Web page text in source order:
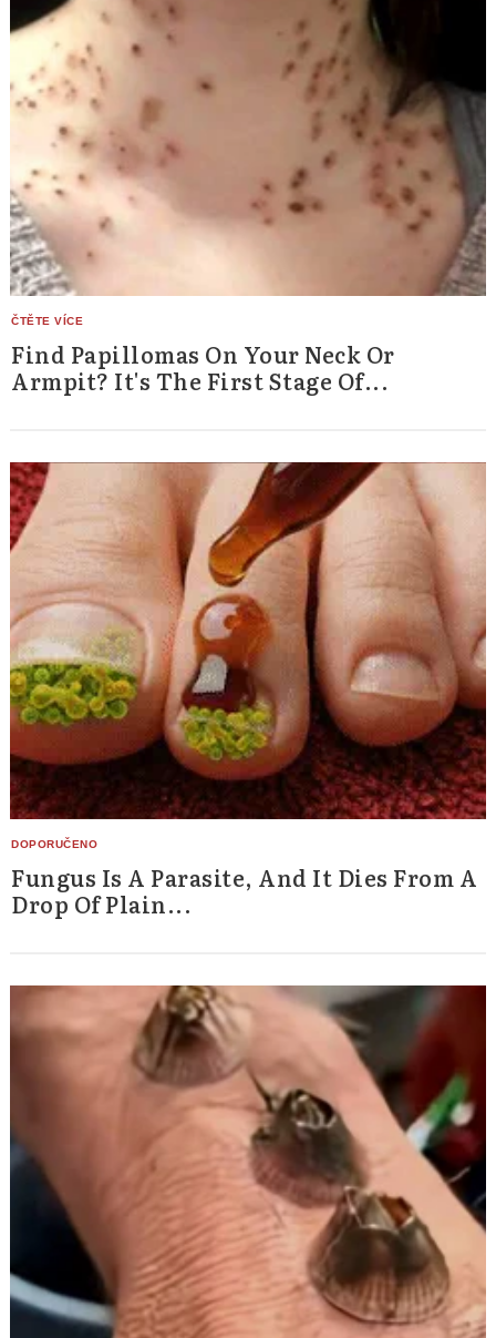
Find Papillomas On Your Neck Or
Armpit? It's The First Stage Of...
Fungus Is A Parasite, And It Dies From A
Drop Of Plain...